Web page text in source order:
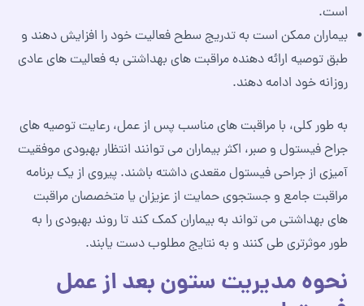
است.
بیماران ممکن است به تدریج سطح فعالیت خود را افزایش دهند و
طبق توصیه ارائه دهنده مراقبت های بهداشتی به فعالیت های عادی
روزانه خود ادامه دهند.
به طور کلی، با مراقبت های مناسب پس از عمل، رعایت توصیه های
جراح فیستول و صبر، اکثر بیماران می توانند انتظار بهبودی موفقیت
آمیزی از جراحی فیستول مقعدی داشته باشند. پیروی از یک برنامه
مراقبت جامع و جستجوی حمایت از عزیزان یا متخصصان مراقبت
های بهداشتی می تواند به بیماران کمک کند تا روند بهبودی را به
طور موثرتری طی کنند و به نتایج مطلوب دست یابند.
نحوه مدیریت ستون بعد از عمل